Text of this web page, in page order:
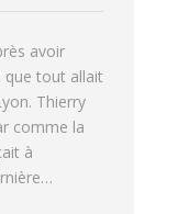
avoir
que tout allait
Thierry
comme la
à